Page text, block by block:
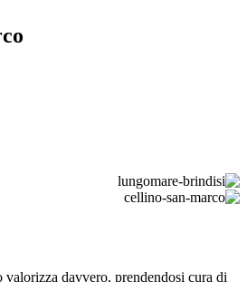
davvero, prendendosi cura di